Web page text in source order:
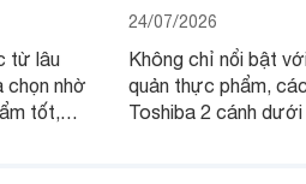
từ lâu
chọn nhờ
tốt,
24/07/2026
Không chỉ nổi bật
quản thực phẩm,
Toshiba 2 cánh